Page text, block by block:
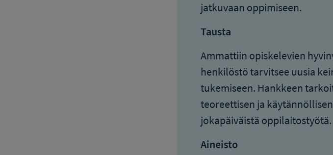
jatkuvaan oppimiseen.
Tausta
Ammattiin opiskelevien
henkilöstö tarvitsee uusia
tukemiseen. Hankkeen
teoreettisen ja
jokapäiväistä oppilaitostyötä.
Aineisto